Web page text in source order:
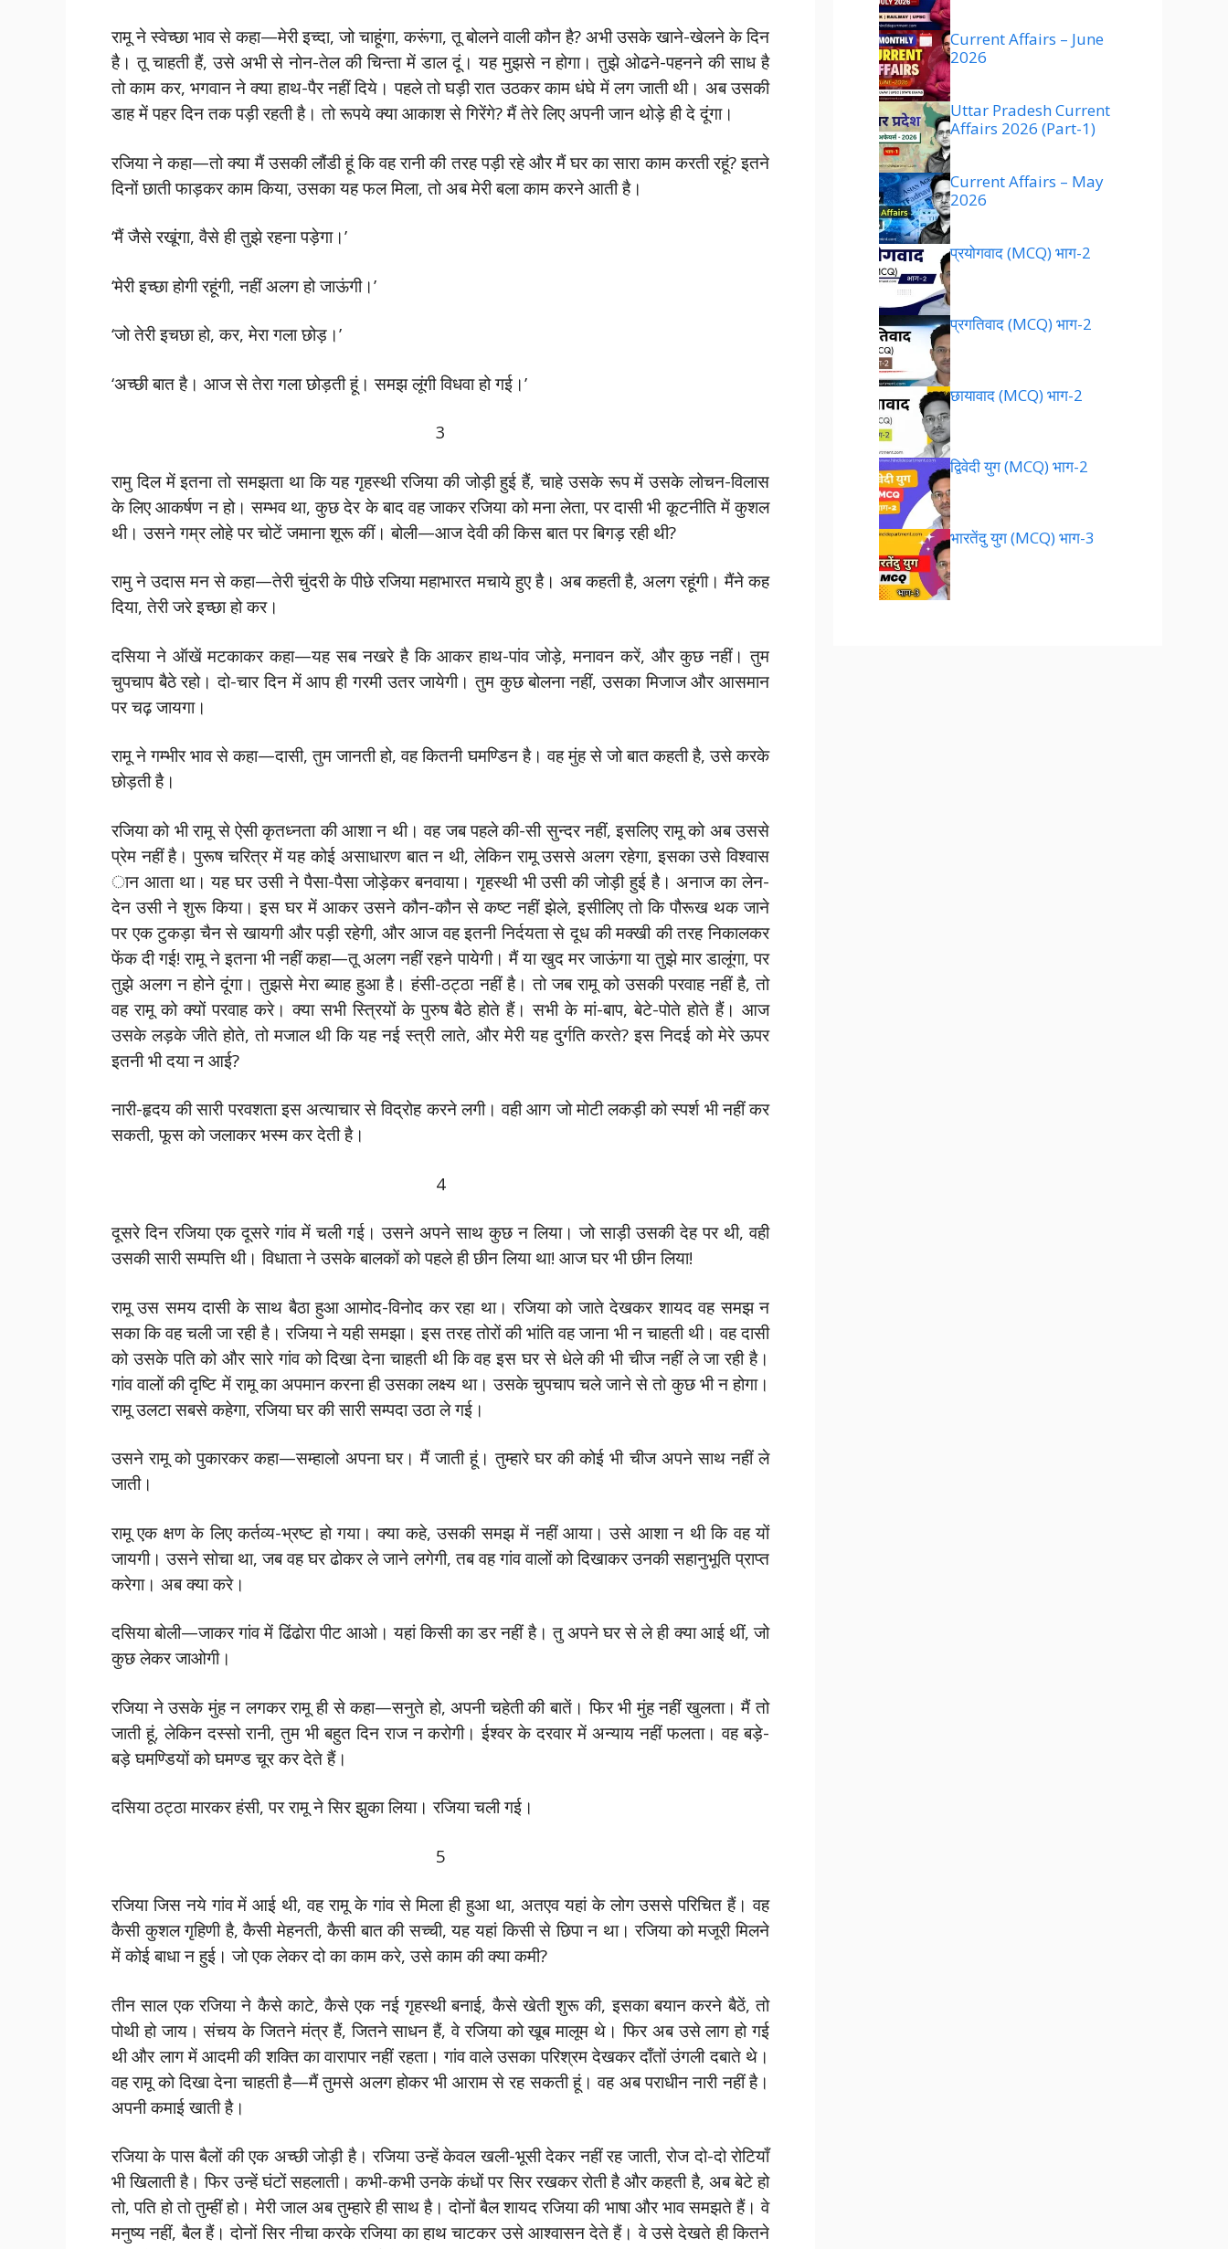
रामू ने स्वेच्छा भाव से कहा—मेरी इच्दा, जो चाहूंगा, करूंगा, तू बोलने वाली कौन है? अभी उसके खाने-खेलने के दिन
है। तू चाहती हैं, उसे अभी से नोन-तेल की चिन्ता में डाल दूं। यह मुझसे न होगा। तुझे ओढने-पहनने की साध है
तो काम कर, भगवान ने क्या हाथ-पैर नहीं दिये। पहले तो घड़ी रात उठकर काम धंघे में लग जाती थी। अब उसकी
डाह में पहर दिन तक पड़ी रहती है। तो रूपये क्या आकाश से गिरेंगे? मैं तेरे लिए अपनी जान थोड़े ही दे दूंगा।
रजिया ने कहा—तो क्या मैं उसकी लौंडी हूं कि वह रानी की तरह पड़ी रहे और मैं घर का सारा काम करती रहूं? इतने
दिनों छाती फाड़कर काम किया, उसका यह फल मिला, तो अब मेरी बला काम करने आती है।
‘मैं जैसे रखूंगा, वैसे ही तुझे रहना पड़ेगा।’
‘मेरी इच्छा होगी रहूंगी, नहीं अलग हो जाऊंगी।’
‘जो तेरी इचछा हो, कर, मेरा गला छोड़।’
‘अच्छी बात है। आज से तेरा गला छोड़ती हूं। समझ लूंगी विधवा हो गई।’
3
रामु दिल में इतना तो समझता था कि यह गृहस्थी रजिया की जोड़ी हुई हैं, चाहे उसके रूप में उसके लोचन-विलास
के लिए आकर्षण न हो। सम्भव था, कुछ देर के बाद वह जाकर रजिया को मना लेता, पर दासी भी कूटनीति में कुशल
थी। उसने गम्र लोहे पर चोटें जमाना शूरू कीं। बोली—आज देवी की किस बात पर बिगड़ रही थी?
रामु ने उदास मन से कहा—तेरी चुंदरी के पीछे रजिया महाभारत मचाये हुए है। अब कहती है, अलग रहूंगी। मैंने कह
दिया, तेरी जरे इच्छा हो कर।
दसिया ने ऑखें मटकाकर कहा—यह सब नखरे है कि आकर हाथ-पांव जोड़े, मनावन करें, और कुछ नहीं। तुम
चुपचाप बैठे रहो। दो-चार दिन में आप ही गरमी उतर जायेगी। तुम कुछ बोलना नहीं, उसका मिजाज और आसमान
पर चढ़ जायगा।
रामू ने गम्भीर भाव से कहा—दासी, तुम जानती हो, वह कितनी घमण्डिन है। वह मुंह से जो बात कहती है, उसे करके
छोड़ती है।
रजिया को भी रामू से ऐसी कृतध्नता की आशा न थी। वह जब पहले की-सी सुन्दर नहीं, इसलिए रामू को अब उससे
प्रेम नहीं है। पुरूष चरित्र में यह कोई असाधारण बात न थी, लेकिन रामू उससे अलग रहेगा, इसका उसे विश्वास
ान आता था। यह घर उसी ने पैसा-पैसा जोड़ेकर बनवाया। गृहस्थी भी उसी की जोड़ी हुई है। अनाज का लेन-
देन उसी ने शुरू किया। इस घर में आकर उसने कौन-कौन से कष्ट नहीं झेले, इसीलिए तो कि पौरूख थक जाने
पर एक टुकड़ा चैन से खायगी और पड़ी रहेगी, और आज वह इतनी निर्दयता से दूध की मक्खी की तरह निकालकर
फेंक दी गई! रामू ने इतना भी नहीं कहा—तू अलग नहीं रहने पायेगी। मैं या खुद मर जाऊंगा या तुझे मार डालूंगा, पर
तुझे अलग न होने दूंगा। तुझसे मेरा ब्याह हुआ है। हंसी-ठट्ठा नहीं है। तो जब रामू को उसकी परवाह नहीं है, तो
वह रामू को क्यों परवाह करे। क्या सभी स्त्रियों के पुरुष बैठे होते हैं। सभी के मां-बाप, बेटे-पोते होते हैं। आज
उसके लड़के जीते होते, तो मजाल थी कि यह नई स्त्री लाते, और मेरी यह दुर्गति करते? इस निदई को मेरे ऊपर
इतनी भी दया न आई?
नारी-हृदय की सारी परवशता इस अत्याचार से विद्रोह करने लगी। वही आग जो मोटी लकड़ी को स्पर्श भी नहीं कर
सकती, फूस को जलाकर भस्म कर देती है।
4
दूसरे दिन रजिया एक दूसरे गांव में चली गई। उसने अपने साथ कुछ न लिया। जो साड़ी उसकी देह पर थी, वही
उसकी सारी सम्पत्ति थी। विधाता ने उसके बालकों को पहले ही छीन लिया था! आज घर भी छीन लिया!
रामू उस समय दासी के साथ बैठा हुआ आमोद-विनोद कर रहा था। रजिया को जाते देखकर शायद वह समझ न
सका कि वह चली जा रही है। रजिया ने यही समझा। इस तरह तोरों की भांति वह जाना भी न चाहती थी। वह दासी
को उसके पति को और सारे गांव को दिखा देना चाहती थी कि वह इस घर से धेले की भी चीज नहीं ले जा रही है।
गांव वालों की दृष्टि में रामू का अपमान करना ही उसका लक्ष्य था। उसके चुपचाप चले जाने से तो कुछ भी न होगा।
रामू उलटा सबसे कहेगा, रजिया घर की सारी सम्पदा उठा ले गई।
उसने रामू को पुकारकर कहा—सम्हालो अपना घर। मैं जाती हूं। तुम्हारे घर की कोई भी चीज अपने साथ नहीं ले
जाती।
रामू एक क्षण के लिए कर्तव्य-भ्रष्ट हो गया। क्या कहे, उसकी समझ में नहीं आया। उसे आशा न थी कि वह यों
जायगी। उसने सोचा था, जब वह घर ढोकर ले जाने लगेगी, तब वह गांव वालों को दिखाकर उनकी सहानुभूति प्राप्त
करेगा। अब क्या करे।
दसिया बोली—जाकर गांव में ढिंढोरा पीट आओ। यहां किसी का डर नहीं है। तु अपने घर से ले ही क्या आई थीं, जो
कुछ लेकर जाओगी।
रजिया ने उसके मुंह न लगकर रामू ही से कहा—सनुते हो, अपनी चहेती की बातें। फिर भी मुंह नहीं खुलता। मैं तो
जाती हूं, लेकिन दस्सो रानी, तुम भी बहुत दिन राज न करोगी। ईश्वर के दरवार में अन्याय नहीं फलता। वह बड़े-
बड़े घमण्डियों को घमण्ड चूर कर देते हैं।
दसिया ठट्ठा मारकर हंसी, पर रामू ने सिर झुका लिया। रजिया चली गई।
5
रजिया जिस नये गांव में आई थी, वह रामू के गांव से मिला ही हुआ था, अतएव यहां के लोग उससे परिचित हैं। वह
कैसी कुशल गृहिणी है, कैसी मेहनती, कैसी बात की सच्ची, यह यहां किसी से छिपा न था। रजिया को मजूरी मिलने
में कोई बाधा न हुई। जो एक लेकर दो का काम करे, उसे काम की क्या कमी?
तीन साल एक रजिया ने कैसे काटे, कैसे एक नई गृहस्थी बनाई, कैसे खेती शुरू की, इसका बयान करने बैठें, तो
पोथी हो जाय। संचय के जितने मंत्र हैं, जितने साधन हैं, वे रजिया को खूब मालूम थे। फिर अब उसे लाग हो गई
थी और लाग में आदमी की शक्ति का वारापार नहीं रहता। गांव वाले उसका परिश्रम देखकर दाँतों उंगली दबाते थे।
वह रामू को दिखा देना चाहती है—मैं तुमसे अलग होकर भी आराम से रह सकती हूं। वह अब पराधीन नारी नहीं है।
अपनी कमाई खाती है।
रजिया के पास बैलों की एक अच्छी जोड़ी है। रजिया उन्हें केवल खली-भूसी देकर नहीं रह जाती, रोज दो-दो रोटियाँ
भी खिलाती है। फिर उन्हें घंटों सहलाती। कभी-कभी उनके कंधों पर सिर रखकर रोती है और कहती है, अब बेटे हो
तो, पति हो तो तुम्हीं हो। मेरी जाल अब तुम्हारे ही साथ है। दोनों बैल शायद रजिया की भाषा और भाव समझते हैं। वे
मनुष्य नहीं, बैल हैं। दोनों सिर नीचा करके रजिया का हाथ चाटकर उसे आश्वासन देते हैं। वे उसे देखते ही कितने
Current Affairs – June
2026
Uttar Pradesh Current
Affairs 2026 (Part-1)
Current Affairs – May
2026
प्रयोगवाद (MCQ) भाग-2
प्रगतिवाद (MCQ) भाग-2
छायावाद (MCQ) भाग-2
द्विवेदी युग (MCQ) भाग-2
भारतेंदु युग (MCQ) भाग-3